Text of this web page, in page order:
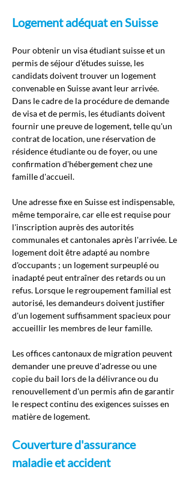
Logement adéquat en Suisse
Pour obtenir un visa étudiant suisse et un
permis de séjour d'études suisse, les
candidats doivent trouver un logement
convenable en Suisse avant leur arrivée.
Dans le cadre de la procédure de demande
de visa et de permis, les étudiants doivent
fournir une preuve de logement, telle qu'un
contrat de location, une réservation de
résidence étudiante ou de foyer, ou une
confirmation d'hébergement chez une
famille d'accueil.
Une adresse fixe en Suisse est indispensable,
même temporaire, car elle est requise pour
l'inscription auprès des autorités
communales et cantonales après l'arrivée. Le
logement doit être adapté au nombre
d'occupants ; un logement surpeuplé ou
inadapté peut entraîner des retards ou un
refus. Lorsque le regroupement familial est
autorisé, les demandeurs doivent justifier
d'un logement suffisamment spacieux pour
accueillir les membres de leur famille.
Les offices cantonaux de migration peuvent
demander une preuve d'adresse ou une
copie du bail lors de la délivrance ou du
renouvellement d'un permis afin de garantir
le respect continu des exigences suisses en
matière de logement.
Couverture d'assurance
maladie et accident